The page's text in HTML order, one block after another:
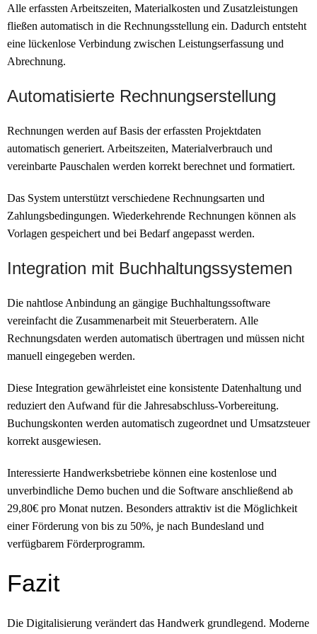
Alle erfassten Arbeitszeiten, Materialkosten und Zusatzleistungen
fließen automatisch in die Rechnungsstellung ein. Dadurch entsteht
eine lückenlose Verbindung zwischen Leistungserfassung und
Abrechnung.
Automatisierte Rechnungserstellung
Rechnungen werden auf Basis der erfassten Projektdaten
automatisch generiert. Arbeitszeiten, Materialverbrauch und
vereinbarte Pauschalen werden korrekt berechnet und formatiert.
Das System unterstützt verschiedene Rechnungsarten und
Zahlungsbedingungen. Wiederkehrende Rechnungen können als
Vorlagen gespeichert und bei Bedarf angepasst werden.
Integration mit Buchhaltungssystemen
Die nahtlose Anbindung an gängige Buchhaltungssoftware
vereinfacht die Zusammenarbeit mit Steuerberatern. Alle
Rechnungsdaten werden automatisch übertragen und müssen nicht
manuell eingegeben werden.
Diese Integration gewährleistet eine konsistente Datenhaltung und
reduziert den Aufwand für die Jahresabschluss-Vorbereitung.
Buchungskonten werden automatisch zugeordnet und Umsatzsteuer
korrekt ausgewiesen.
Interessierte Handwerksbetriebe können eine kostenlose und
unverbindliche Demo buchen und die Software anschließend ab
29,80€ pro Monat nutzen. Besonders attraktiv ist die Möglichkeit
einer Förderung von bis zu 50%, je nach Bundesland und
verfügbarem Förderprogramm.
Fazit
Die Digitalisierung verändert das Handwerk grundlegend. Moderne